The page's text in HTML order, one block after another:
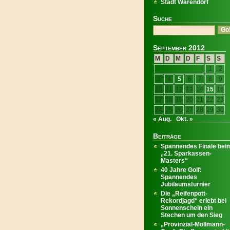
Stadt Warendorf
Suche
September 2012
M D M D F S
S
1
2
3
4 5 6 7 8
9
10
11 12 13 14 15 16
17 18 19 20 21 22 23
24 25 26 27 28 29 30
« Aug.
Okt. »
Beiträge
Spannendes Finale
„21. Sparkassen-
Masters“
40 Jahre Golf:
Spannendes
Jubiläumsturnier
Die „Reifenpott-
Rekordjagd“ erlebt bei
Sonnenschein ein
Stechen um den Sieg
„Provinzial-Möllmann-